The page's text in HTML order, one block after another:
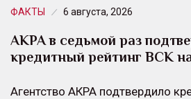
ФАКТЫ 6 августа, 2026
АКРА в седьмой раз
кредитный рейтинг ВСК
Агентство АКРА подтвердило